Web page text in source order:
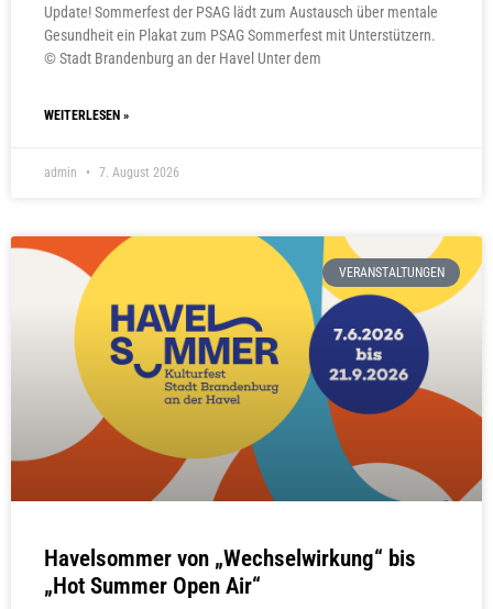
Update! Sommerfest der PSAG lädt zum Austausch über mentale
Gesundheit ein Plakat zum PSAG Sommerfest mit Unterstützern.
© Stadt Brandenburg an der Havel Unter dem
WEITERLESEN »
admin 7. August 2026
VERANSTALTUNGEN
Havelsommer von „Wechselwirkung“ bis
„Hot Summer Open Air“